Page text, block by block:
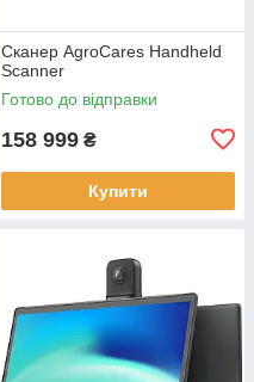
Сканер AgroCares Handheld
Scanner
Готово до відправки
158 999 ₴
Купити